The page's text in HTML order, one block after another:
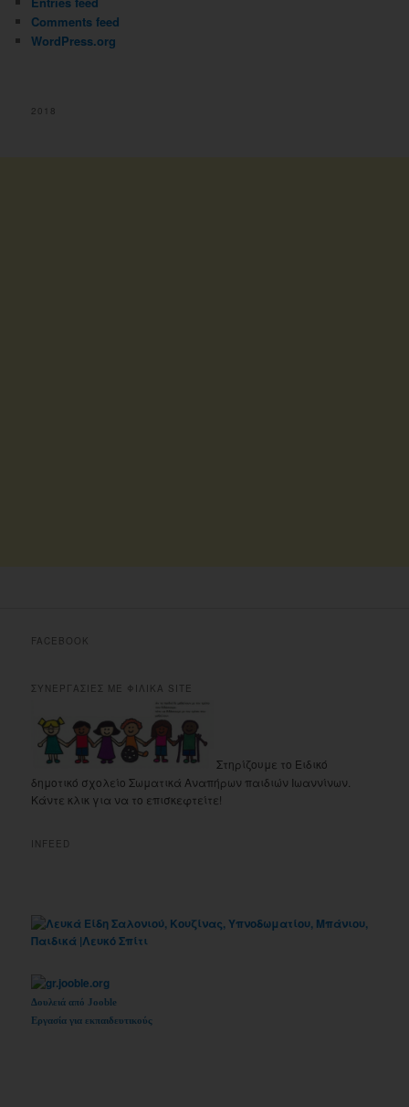
Comments feed
WordPress.org
2018
FACEBOOK
ΣΥΝΕΡΓΑΣΙΕΣ ΜΕ ΦΙΛΙΚΑ SITE
Στηρίζουμε το Ειδικό
δημοτικό σχολείο Σωματικά Αναπήρων παιδιών Ιωαννίνων.
Κάντε κλικ για να το επισκεφτείτε!
INFEED
Δουλειά από Jooble
Εργασία για εκπαιδευτικούς